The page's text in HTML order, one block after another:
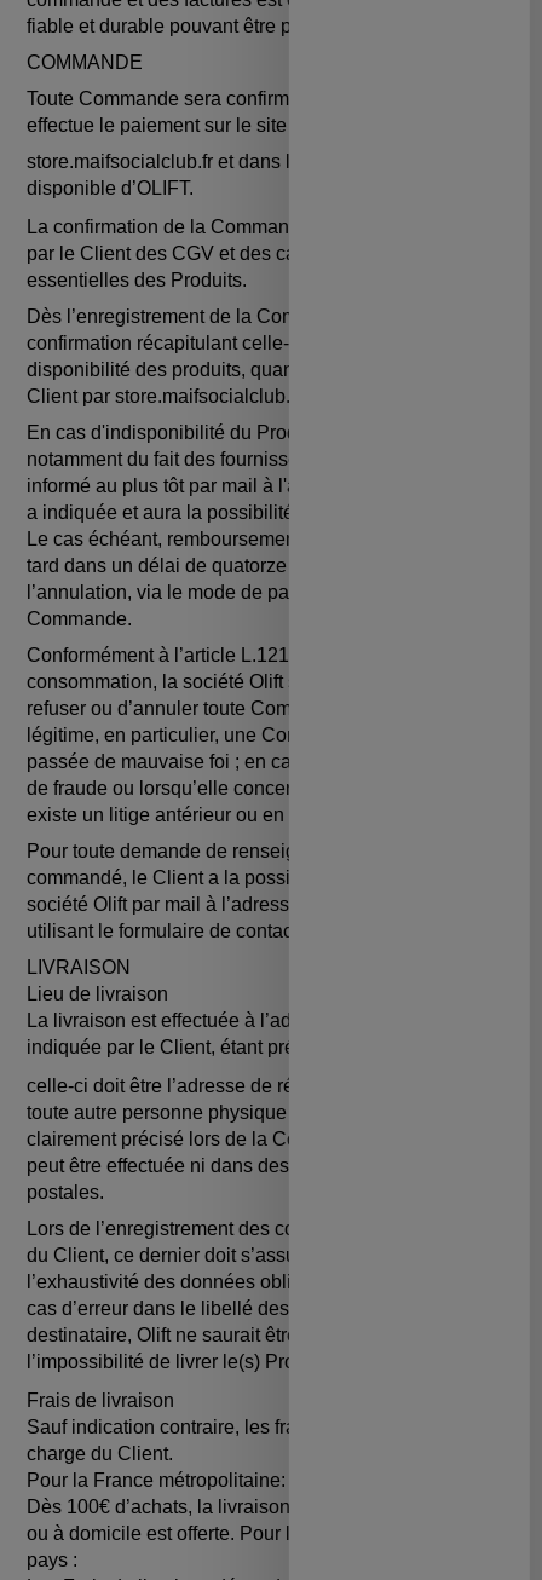
fiable et durable pouvant être produit à titre de preuve.
COMMANDE
Toute Commande sera confirmée lorsque le Client
effectue le paiement sur le site de
store.maifsocialclub.fr et dans la limite des stocks
disponible d’OLIFT.
La confirmation de la Commande implique l’acceptation
par le Client des CGV et des caractéristiques
essentielles des Produits.
Dès l’enregistrement de la Commande, un email de
confirmation récapitulant celle-ci (produits, prix,
disponibilité des produits, quantité, etc.) sera adressé au
Client par store.maifsocialclub.fr.
En cas d'indisponibilité du Produit commandé,
notamment du fait des fournisseurs, le Client en sera
informé au plus tôt par mail à l'adresse électronique qu'il
a indiquée et aura la possibilité d'annuler sa Commande.
Le cas échéant, remboursement sera effectué au plus
tard dans un délai de quatorze (14) jours suivant
l’annulation, via le mode de paiement utilisé lors de la
Commande.
Conformément à l’article L.121-11 du Code de la
consommation, la société Olift se réserve le droit de
refuser ou d’annuler toute Commande pour motif
légitime, en particulier, une Commande anormale ;
passée de mauvaise foi ; en cas de suspicion objective
de fraude ou lorsqu’elle concerne un Client avec lequel il
existe un litige antérieur ou en cours.
Pour toute demande de renseignements sur un Produit
commandé, le Client a la possibilité de contacter la
société Olift par mail à l’adresse hello@floatee.co ou en
utilisant le formulaire de contact sur le Site.
LIVRAISON
Lieu de livraison
La livraison est effectuée à l’adresse de livraison
indiquée par le Client, étant précisé que
celle-ci doit être l’adresse de résidence du Client ou de
toute autre personne physique de son choix, si cela est
clairement précisé lors de la Commande. La livraison ne
peut être effectuée ni dans des hôtels ni dans des boîtes
postales.
Lors de l’enregistrement des coordonnées personnelles
du Client, ce dernier doit s’assurer de l’exactitude et de
l’exhaustivité des données obligatoires qu’il fournit. En
cas d’erreur dans le libellé des coordonnées du
destinataire, Olift ne saurait être tenue responsable de
l’impossibilité de livrer le(s) Produit(s).
Frais de livraison
Sauf indication contraire, les frais de livraison sont à la
charge du Client.
Pour la France métropolitaine:
Dès 100€ d’achats, la livraison Colissimo en point relais
ou à domicile est offerte. Pour les DOM/TOM et autres
pays :